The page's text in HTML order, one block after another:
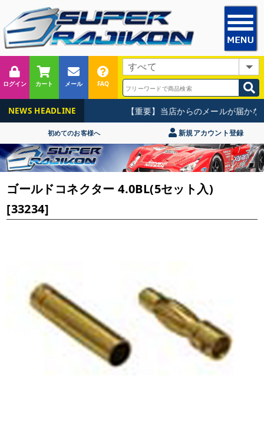
ログイン カート メール FAQ
NEWS HEADLINE 【重要】当店からのメールが届かな
初めてのお客様へ 新規アカウント登録
ゴールドコネクター 4.0BL(5セット入)
[33234]